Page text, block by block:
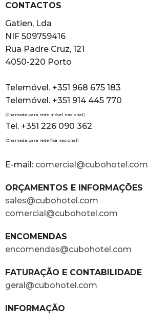
CONTACTOS
Gatien, Lda
NIF 509759416
Rua Padre Cruz, 121
4050-220 Porto
Telemóvel. +351 968 675 183
Telemóvel. +351 914 445 770
(Chamada para rede móvel nacional)
Tel. +351 226 090 362
(Chamada para rede fixa nacional)
E-mail: comercial@cubohotel.com
ORÇAMENTOS E INFORMAÇÕES
sales@cubohotel.com
comercial@cubohotel.com
ENCOMENDAS
encomendas@cubohotel.com
FATURAÇÃO E CONTABILIDADE
geral@cubohotel.com
INFORMAÇÃO